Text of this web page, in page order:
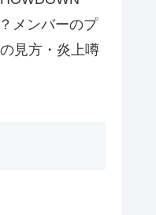
メンバーのプ
見方・炎上噂